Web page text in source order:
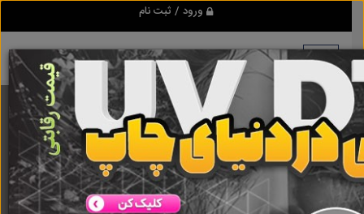
ورود / ثبت نام
برنامه اندروید ابزاریراق
مرجع نیازمندیهای ابزار و یراق آلات عمومی و صنعتی